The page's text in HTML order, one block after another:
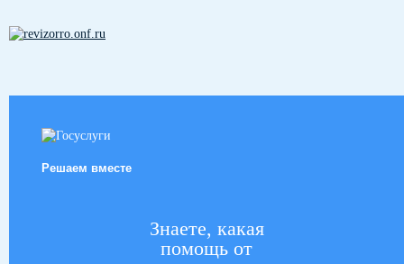
Решаем вместе
Знаете, какая
помощь от